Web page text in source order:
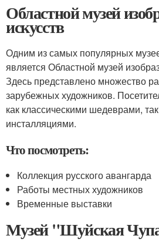
Областной музей
искусств
Одним из самых популярных
является Областной музей
Здесь представлено множество
зарубежных художников.
как классическими шедеврами,
инсталляциями.
Что посмотреть:
Коллекция русского авангарда
Работы местных художников
Временные выставки
Музей "Шуйская